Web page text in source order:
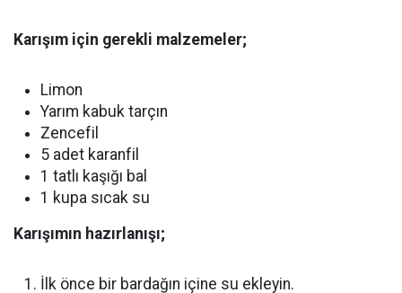
Karışım için gerekli malzemeler;
Limon
Yarım kabuk tarçın
Zencefil
5 adet karanfil
1 tatlı kaşığı bal
1 kupa sıcak su
Karışımın hazırlanışı;
İlk önce bir bardağın içine su ekleyin.